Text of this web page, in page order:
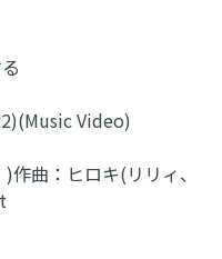
(Music Video)
)作曲： ヒロキ(リリィ、